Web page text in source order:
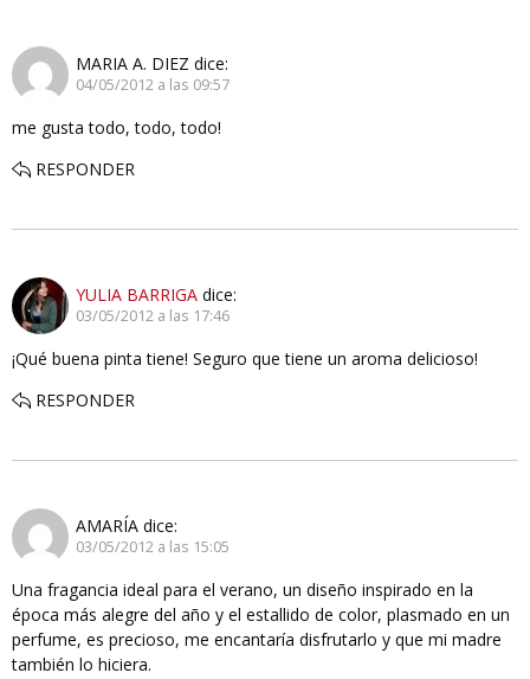
MARIA A. DIEZ dice:
04/05/2012 a las 09:57
me gusta todo, todo, todo!
RESPONDER
YULIA BARRIGA dice:
03/05/2012 a las 17:46
¡Qué buena pinta tiene! Seguro que tiene un aroma delicioso!
RESPONDER
AMARÍA dice:
03/05/2012 a las 15:05
Una fragancia ideal para el verano, un diseño inspirado en la
época más alegre del año y el estallido de color, plasmado en un
perfume, es precioso, me encantaría disfrutarlo y que mi madre
también lo hiciera.